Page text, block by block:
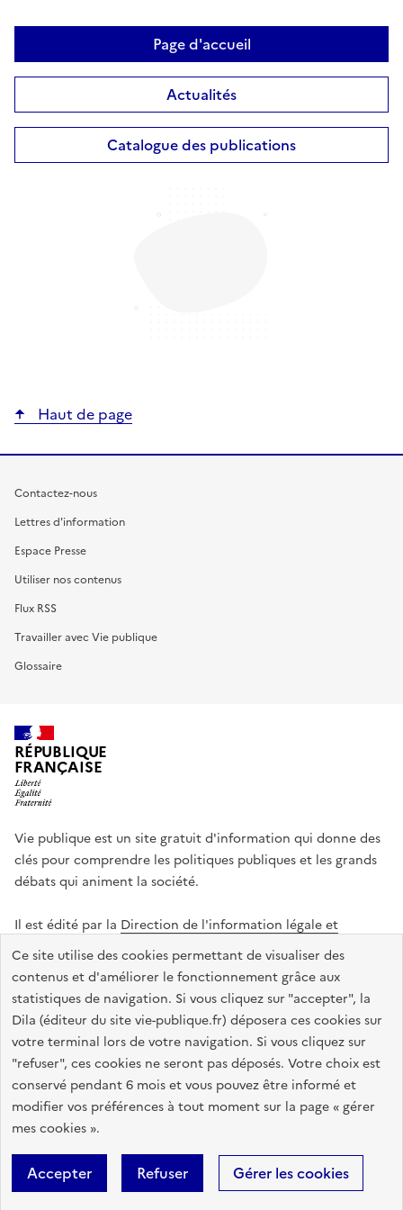
Ce site utilise des cookies permettant de visualiser des
contenus et d'améliorer le fonctionnement grâce aux
statistiques de navigation. Si vous cliquez sur "accepter", la
Dila (éditeur du site vie-publique.fr) déposera ces cookies sur
votre terminal lors de votre navigation. Si vous cliquez sur
"refuser", ces cookies ne seront pas déposés. Votre choix est
conservé pendant 6 mois et vous pouvez être informé et
modifier vos préférences à tout moment sur la page « gérer
mes cookies ».
Accepter Refuser Gérer les cookies
Page d'accueil
Actualités
Catalogue des publications
Haut de page
Contactez-nous
Lettres d'information
Espace Presse
Utiliser nos contenus
Flux RSS
Travailler avec Vie publique
Glossaire
RÉPUBLIQUE
FRANÇAISE
Vie publique est un site gratuit d'information qui donne des
clés pour comprendre les politiques publiques et les grands
débats qui animent la société.
Il est édité par la Direction de l'information légale et
administrative
legifrance.gouv.fr info.gouv.fr
data.gouv.fr
service-public.gouv.fr
Accessibilité : totalement conforme
Données personnelles
Sauf mention contraire, tous les textes de ce site sont sous